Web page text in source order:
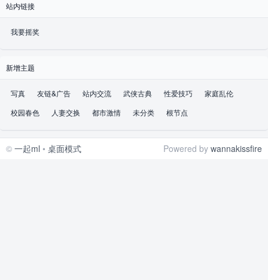
站内链接
我要摇奖
新增主题
写真 友链&广告 站内交流 武侠古典 性爱技巧
家庭乱伦
校园春色
人妻交换 都市激情 未分类 根节点
© 一起ml • 桌面模式 Powered by wannakissfire